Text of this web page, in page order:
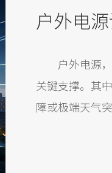
户外电源
关键支撑。其
障或极端天气